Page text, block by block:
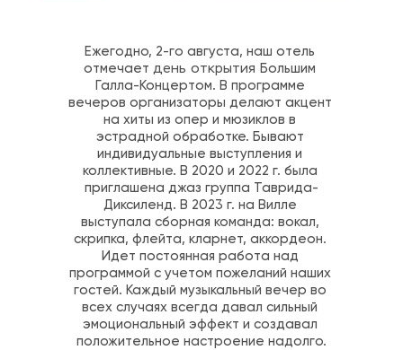
Ежегодно, 2-го августа, наш отель
отмечает день открытия Большим
Галла-Концертом. В программе
вечеров организаторы делают акцент
на хиты из опер и мюзиклов в
эстрадной обработке. Бывают
индивидуальные выступления и
коллективные. В 2020 и 2022 г. была
приглашена джаз группа Таврида-
Диксиленд. В 2023 г. на Вилле
выступала сборная команда: вокал,
скрипка, флейта, кларнет, аккордеон.
Идет постоянная работа над
программой с учетом пожеланий наших
гостей. Каждый музыкальный вечер во
всех случаях всегда давал сильный
эмоциональный эффект и создавал
положительное настроение надолго.